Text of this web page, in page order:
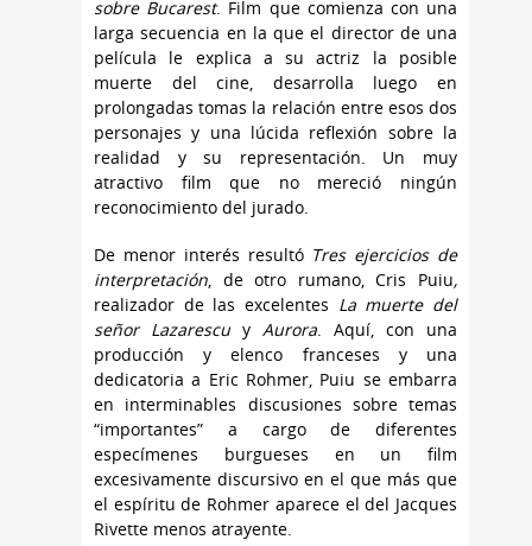
sobre Bucarest. Film que comienza con una
larga secuencia en la que el director de una
película le explica a su actriz la posible
muerte del cine, desarrolla luego en
prolongadas tomas la relación entre esos dos
personajes y una lúcida reflexión sobre la
realidad y su representación. Un muy
atractivo film que no mereció ningún
reconocimiento del jurado.
De menor interés resultó Tres ejercicios de
interpretación, de otro rumano, Cris Puiu,
realizador de las excelentes La muerte del
señor Lazarescuy Aurora. Aquí, con una
producción y elenco franceses y una
dedicatoria a Eric Rohmer, Puiu se embarra
en interminables discusiones sobre temas
“importantes” a cargo de diferentes
especímenes burgueses en un film
excesivamente discursivo en el que más que
el espíritu de Rohmer aparece el del Jacques
Rivette menos atrayente.